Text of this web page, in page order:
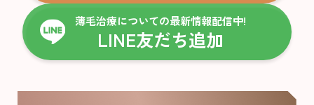
薄毛治療についての最新情報配信中!
LINE友だち追加